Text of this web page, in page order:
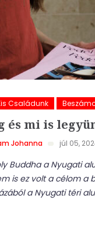
Családunk
és mi is
Johanna júl 05,
Buddha a Nyugati
is ez volt a célom a
a Nyugati téri